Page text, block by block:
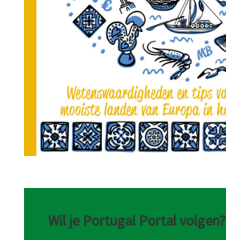
Wil je Portugal Portal volgen?